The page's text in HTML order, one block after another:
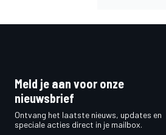
Meld je aan voor onze
nieuwsbrief
Ontvang het laatste nieuws, updates en
speciale acties direct in je mailbox.